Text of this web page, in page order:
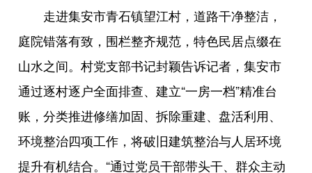
走进集安市青石镇望江村，道路干净整洁，
庭院错落有致，围栏整齐规范，特色民居点缀在
山水之间。村党支部书记封颖告诉记者，集安市
通过逐村逐户全面排查、建立“一房一档”精准台
账，分类推进修缮加固、拆除重建、盘活利用、
环境整治四项工作，将破旧建筑整治与人居环境
提升有机结合。“通过党员干部带头干、群众主动